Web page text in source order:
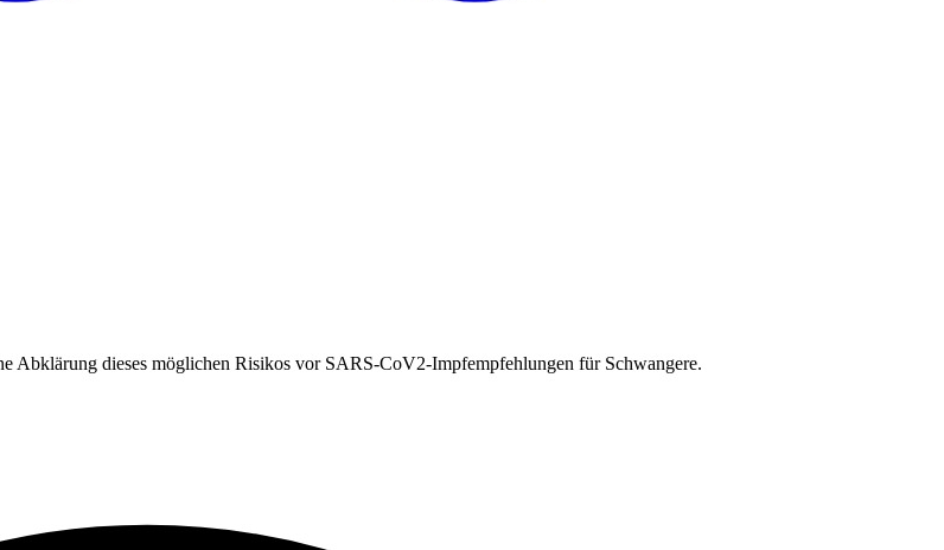
dieses möglichen Risikos vor SARS-CoV2-Impfempfehlungen für Schwangere.